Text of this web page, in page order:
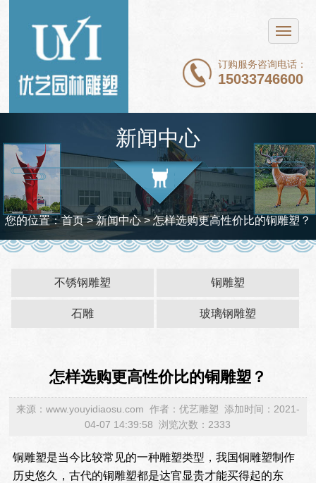
订购服务咨询电话：
15033746600
铜雕塑
石雕
玻璃钢雕塑
新闻中心
案例展示
关于我们
联系我们
新闻中心
您的位置：首页>新闻中心> 怎样选购更高性价比的铜雕塑？
不锈钢雕塑 铜雕塑
石雕 玻璃钢雕塑
怎样选购更高性价比的铜雕塑？
来源：www.youyidiaosu.com 作者：优艺雕塑 添加时间：2021-
04-07 14:39:58 浏览次数：2333
铜雕塑是当今比较常见的一种雕塑类型，我国铜雕塑制作
历史悠久，古代的铜雕塑都是达官显贵才能买得起的东